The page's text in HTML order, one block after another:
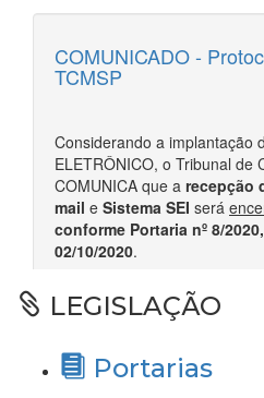
LEGISLAÇÃO
Portarias